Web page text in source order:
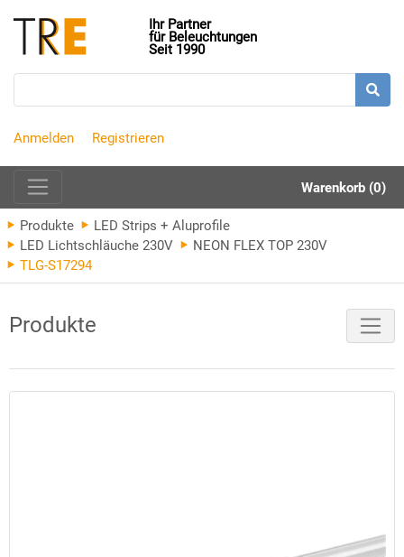
Ihr Partner
für Beleuchtungen
Seit 1990
Anmelden Registrieren
Warenkorb (0)
Produkte
LED Strips + Aluprofile
LED Lichtschläuche 230V
NEON FLEX TOP 230V
TLG-S17294
Produkte